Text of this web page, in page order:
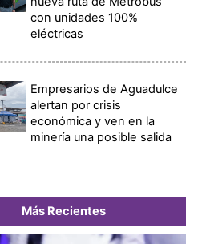
con unidades 100%
eléctricas
Empresarios de Aguadulce
alertan por crisis
económica y ven en la
minería una posible salida
Más Recientes